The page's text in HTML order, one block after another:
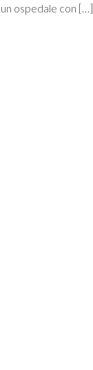
ospedale con […]